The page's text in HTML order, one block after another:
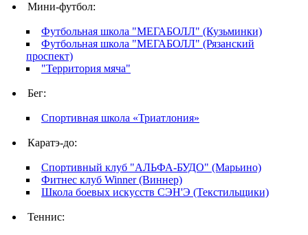
Мини-футбол:
Футбольная школа "МЕГАБОЛЛ" (Кузьминки)
Футбольная школа "МЕГАБОЛЛ" (Рязанский
проспект)
"Территория мяча"
Бег:
Спортивная школа «Триатлония»
Каратэ-до:
Спортивный клуб "АЛЬФА-БУДО" (Марьино)
Фитнес клуб Winner (Виннер)
Школа боевых искусств СЭН'Э (Текстильщики)
Теннис: